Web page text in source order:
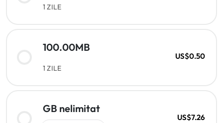
1 ZILE
100.00MB
1 ZILE
US$0.50
GB nelimitat
US$7.26